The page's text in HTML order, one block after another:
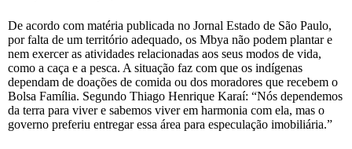
De acordo com matéria publicada no Jornal Estado de São Paulo,
por falta de um território adequado, os Mbya não podem plantar e
nem exercer as atividades relacionadas aos seus modos de vida,
como a caça e a pesca. A situação faz com que os indígenas
dependam de doações de comida ou dos moradores que recebem o
Bolsa Família. Segundo Thiago Henrique Karaí: “Nós dependemos
da terra para viver e sabemos viver em harmonia com ela, mas o
governo preferiu entregar essa área para especulação imobiliária.”